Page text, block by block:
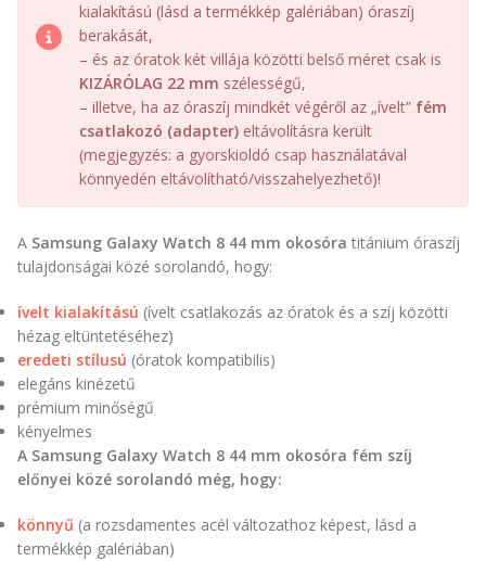
kialakítású (lásd a termékkép galériában) óraszíj
berakását,
– és az óratok két villája közötti belső méret csak is
KIZÁRÓLAG 22 mm szélességű,
– illetve, ha az óraszíj mindkét végéről az „ívelt” fém
csatlakozó (adapter) eltávolításra került
(megjegyzés: a gyorskioldó csap használatával
könnyedén eltávolítható/visszahelyezhető)!
A Samsung Galaxy Watch 8 44 mm okosóra titánium óraszíj
tulajdonságai közé sorolandó, hogy:
ívelt kialakítású (ívelt csatlakozás az óratok és a szíj közötti
hézag eltüntetéséhez)
eredeti stílusú (óratok kompatibilis)
elegáns kinézetű
prémium minőségű
kényelmes
A Samsung Galaxy Watch 8 44 mm okosóra fém szíj
előnyei közé sorolandó még, hogy:
könnyű (a rozsdamentes acél változathoz képest, lásd a
termékkép galériában)